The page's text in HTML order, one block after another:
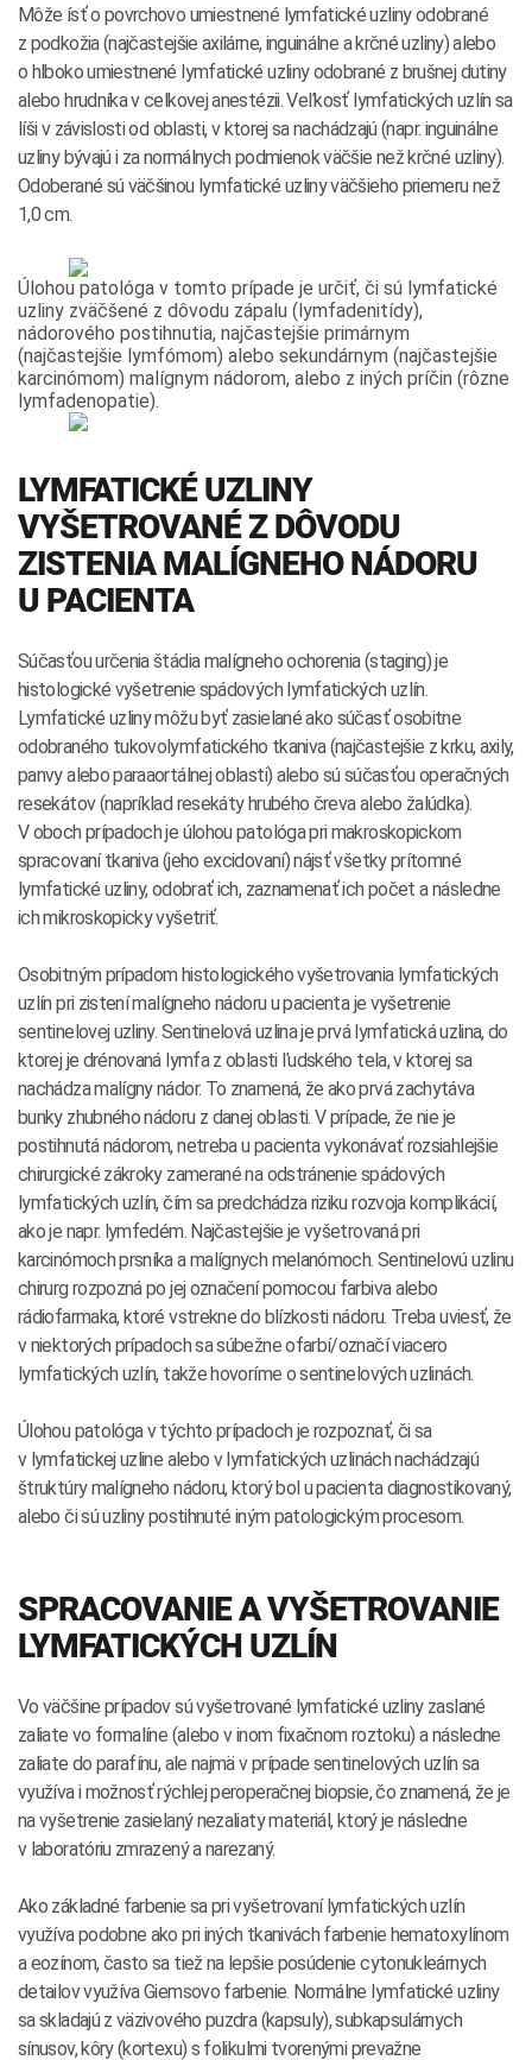
Môže ísť o povrchovo umiestnené lymfatické uzliny odobrané
z podkožia (najčastejšie axilárne, inguinálne a krčné uzliny) alebo
o hlboko umiestnené lymfatické uzliny odobrané z brušnej dutiny
alebo hrudníka v celkovej anestézii. Veľkosť lymfatických uzlín sa
líši v závislosti od oblasti, v ktorej sa nachádzajú (napr. inguinálne
uzliny bývajú i za normálnych podmienok väčšie než krčné uzliny).
Odoberané sú väčšinou lymfatické uzliny väčšieho priemeru než
1,0 cm.
Úlohou patológa v tomto prípade je určiť, či sú lymfatické
uzliny zväčšené z dôvodu zápalu (lymfadenitídy),
nádorového postihnutia, najčastejšie primárnym
(najčastejšie lymfómom) alebo sekundárnym (najčastejšie
karcinómom) malígnym nádorom, alebo z iných príčin (rôzne
lymfadenopatie).
LYMFATICKÉ UZLINY
VYŠETROVANÉ Z DÔVODU
ZISTENIA MALÍGNEHO NÁDORU
U PACIENTA
Súčasťou určenia štádia malígneho ochorenia (staging) je
histologické vyšetrenie spádových lymfatických uzlín.
Lymfatické uzliny môžu byť zasielané ako súčasť osobitne
odobraného tukovolymfatického tkaniva (najčastejšie z krku, axily,
panvy alebo paraaortálnej oblasti) alebo sú súčasťou operačných
resekátov (napríklad resekáty hrubého čreva alebo žalúdka).
V oboch prípadoch je úlohou patológa pri makroskopickom
spracovaní tkaniva (jeho excidovaní) nájsť všetky prítomné
lymfatické uzliny, odobrať ich, zaznamenať ich počet a následne
ich mikroskopicky vyšetriť.
Osobitným prípadom histologického vyšetrovania lymfatických
uzlín pri zistení malígneho nádoru u pacienta je vyšetrenie
sentinelovej uzliny. Sentinelová uzlina je prvá lymfatická uzlina, do
ktorej je drénovaná lymfa z oblasti ľudského tela, v ktorej sa
nachádza malígny nádor. To znamená, že ako prvá zachytáva
bunky zhubného nádoru z danej oblasti. V prípade, že nie je
postihnutá nádorom, netreba u pacienta vykonávať rozsiahlejšie
chirurgické zákroky zamerané na odstránenie spádových
lymfatických uzlín, čím sa predchádza riziku rozvoja komplikácií,
ako je napr. lymfedém. Najčastejšie je vyšetrovaná pri
karcinómoch prsníka a malígnych melanómoch. Sentinelovú uzlinu
chirurg rozpozná po jej označení pomocou farbiva alebo
rádiofarmaka, ktoré vstrekne do blízkosti nádoru. Treba uviesť, že
v niektorých prípadoch sa súbežne ofarbí/označí viacero
lymfatických uzlín, takže hovoríme o sentinelových uzlinách.
Úlohou patológa v týchto prípadoch je rozpoznať, či sa
v lymfatickej uzline alebo v lymfatických uzlinách nachádzajú
štruktúry malígneho nádoru, ktorý bol u pacienta diagnostikovaný,
alebo či sú uzliny postihnuté iným patologickým procesom.
SPRACOVANIE A VYŠETROVANIE
LYMFATICKÝCH UZLÍN
Vo väčšine prípadov sú vyšetrované lymfatické uzliny zaslané
zaliate vo formalíne (alebo v inom fixačnom roztoku) a následne
zaliate do parafínu, ale najmä v prípade sentinelových uzlín sa
využíva i možnosť rýchlej peroperačnej biopsie, čo znamená, že je
na vyšetrenie zasielaný nezaliaty materiál, ktorý je následne
v laboratóriu zmrazený a narezaný.
Ako základné farbenie sa pri vyšetrovaní lymfatických uzlín
využíva podobne ako pri iných tkanivách farbenie hematoxylínom
a eozínom, často sa tiež na lepšie posúdenie cytonukleárnych
detailov využíva Giemsovo farbenie. Normálne lymfatické uzliny
sa skladajú z väzivového puzdra (kapsuly), subkapsulárnych
sínusov, kôry (kortexu) s folikulmi tvorenými prevažne